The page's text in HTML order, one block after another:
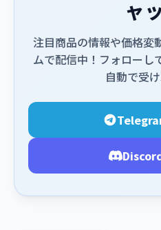
ャ
注目商品の情報や価格変
ムで配信中！フォローし
自動で受け